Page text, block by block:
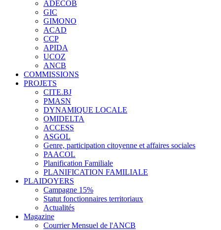
ADECOB
GIC
GIMONO
ACAD
CCP
APIDA
UCOZ
ANCB
COMMISSIONS
PROJETS
CITE.BJ
PMASN
DYNAMIQUE LOCALE
OMIDELTA
ACCESS
ASGOL
Genre, participation citoyenne et affaires sociales
PAACOL
Planification Familiale
PLANIFICATION FAMILIALE
PLAIDOYERS
Campagne 15%
Statut fonctionnaires territoriaux
Actualités
Magazine
Courrier Mensuel de l'ANCB